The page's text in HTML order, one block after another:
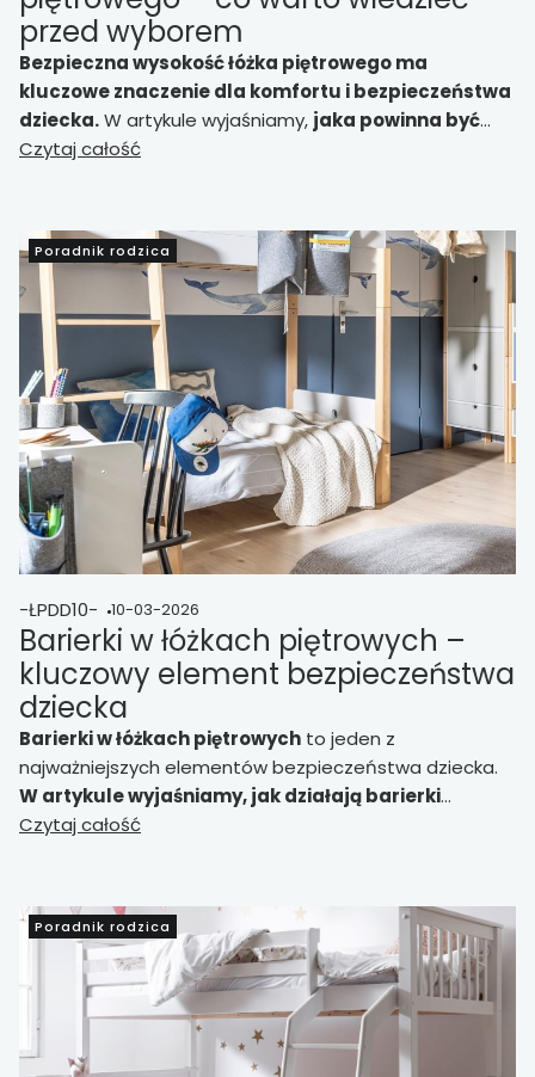
przed wyborem
Bezpieczna wysokość łóżka piętrowego ma
kluczowe znaczenie dla komfortu i bezpieczeństwa
dziecka.W artykule wyjaśniamy, jaka powinna być
wysokość łóżka piętrowego dla dzieci
wieku dziecka.
Czytaj całość
Poradnik rodzica
-ŁPDD10- 10-03-2026
Barierki w łóżkach piętrowych –
kluczowy element bezpieczeństwa
dziecka
Barierki w łóżkach piętrowych to jeden z
najważniejszych elementów bezpieczeństwa dziecka.
W artykule wyjaśniamy, jak działają barierki
ochronne, jaka powinna być ich wysokość oraz na
z górnego łóżka.
Czytaj całość
Poradnik rodzica